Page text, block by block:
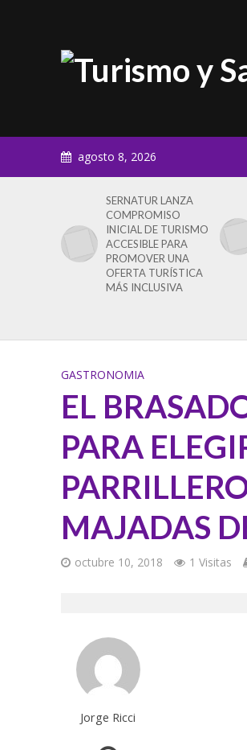
agosto 8, 2026
SERNATUR LANZA
COMPROMISO
INICIAL DE TURISMO
ACCESIBLE PARA
PROMOVER UNA
OFERTA TURÍSTICA
MÁS INCLUSIVA
GASTRONOMIA
EL
PARA
MAJADAS
octubre 10, 2018 1 Visitas
Jorge Ricci